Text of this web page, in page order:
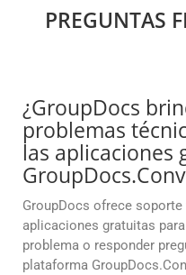
PREGUNTAS
¿GroupDocs
problemas
las aplicaciones
GroupDocs ofrece
aplicaciones gratuitas
problema o responder
plataforma